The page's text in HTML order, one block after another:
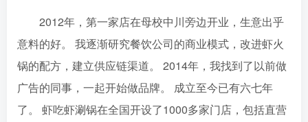
2012年，第一家店在母校中川旁边开业，生意出乎
意料的好。 我逐渐研究餐饮公司的商业模式，改进虾火
锅的配方，建立供应链渠道。 2014年，我找到了以前做
广告的同事，一起开始做品牌。 成立至今已有六七年
了。 虾吃虾涮锅在全国开设了1000多家门店，包括直营